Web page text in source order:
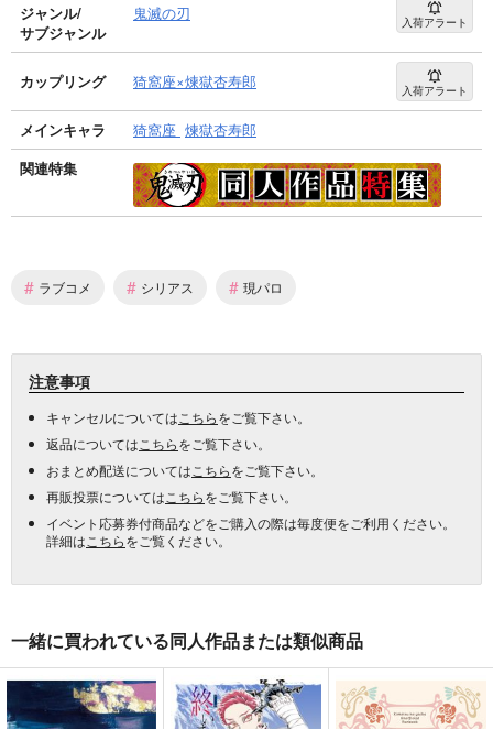
ジャンル/
サブジャンル
鬼滅の刃 入荷アラート
カップリング 猗窩座×煉獄杏寿郎 入荷アラート
メインキャラ 猗窩座 煉獄杏寿郎
関連特集
# ラブコメ # シリアス # 現パロ
注意事項
キャンセルについては こちらをご覧下さい。
返品については こちらをご覧下さい。
おまとめ配送については こちらをご覧下さい。
再販投票については こちらをご覧下さい。
イベント応募券付商品などをご購入の際は毎度便をご利用ください。
詳細は こちらをご覧ください。
一緒に買われている同人作品または類似商品